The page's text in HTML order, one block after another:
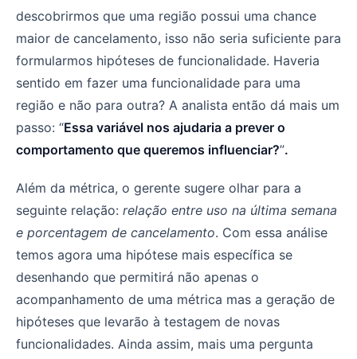
descobrirmos que uma região possui uma chance
maior de cancelamento, isso não seria suficiente para
formularmos hipóteses de funcionalidade. Haveria
sentido em fazer uma funcionalidade para uma
região e não para outra? A analista então dá mais um
passo: “Essa variável nos ajudaria a prever o
comportamento que queremos influenciar?”.
Além da métrica, o gerente sugere olhar para a
seguinte relação: relação entre uso na última semana
e porcentagem de cancelamento. Com essa análise
temos agora uma hipótese mais específica se
desenhando que permitirá não apenas o
acompanhamento de uma métrica mas a geração de
hipóteses que levarão à testagem de novas
funcionalidades. Ainda assim, mais uma pergunta